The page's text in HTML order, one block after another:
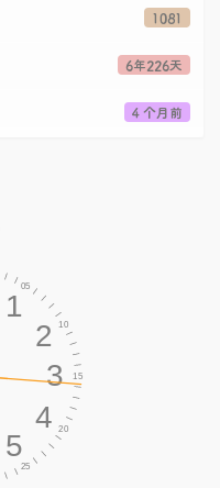
1081
6年226天
4 个月前